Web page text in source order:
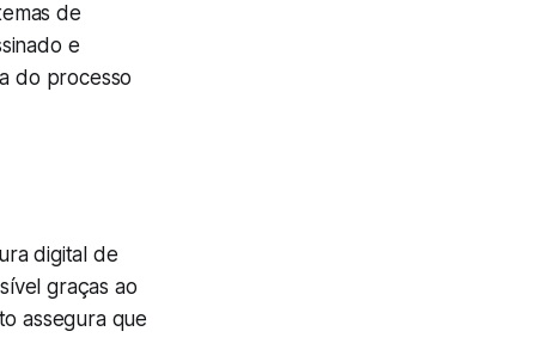
de
e
do processo
digital de
graças ao
assegura que